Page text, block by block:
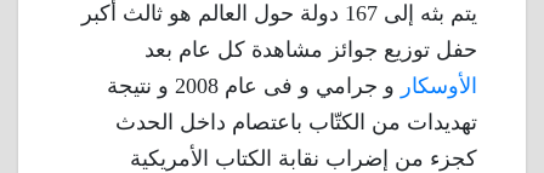
يتم بثه إلى 167 دولة حول العالم هو ثالث أكبر
حفل توزيع جوائز مشاهدة كل عام بعد
الأوسكار
و جرامي و فى عام 2008 و نتيجة
تهديدات من الكتّاب باعتصام داخل الحدث
كجزء من إضراب نقابة الكتاب الأمريكية